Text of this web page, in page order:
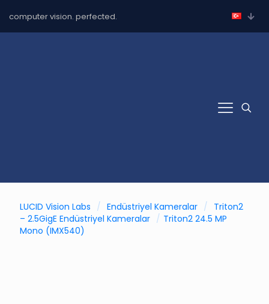
computer vision. perfected.
LUCID Vision Labs / Endüstriyel Kameralar /
Triton2
– 2.5GigE Endüstriyel Kameralar / Triton2 24.5 MP
Mono (IMX540)